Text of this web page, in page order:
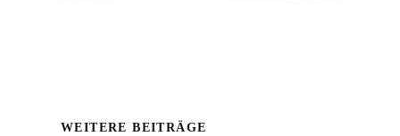
WEITERE BEITRÄGE